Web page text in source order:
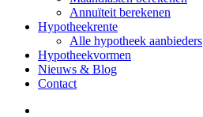
Annuïteit berekenen
Hypotheekrente
Alle hypotheek aanbieders
Hypotheekvormen
Nieuws & Blog
Contact